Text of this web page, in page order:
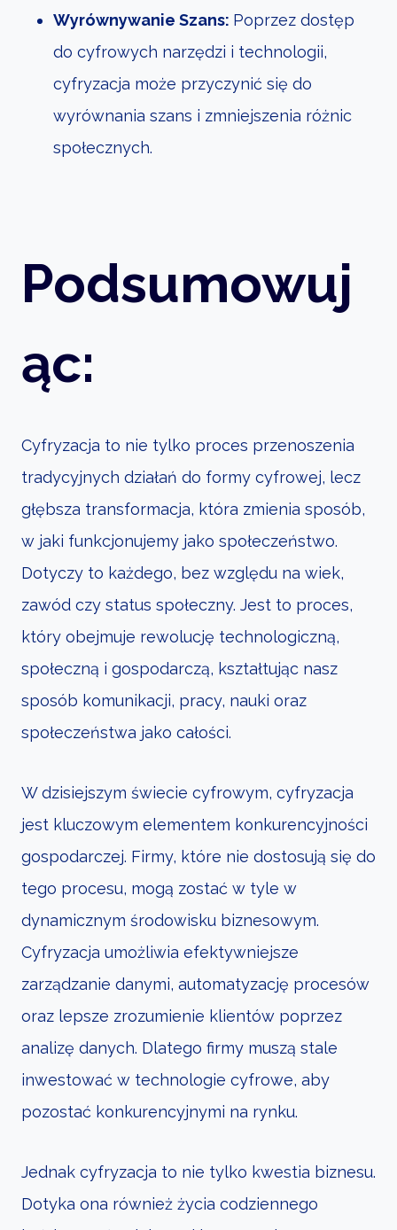
Wyrównywanie Szans: Poprzez dostęp
do cyfrowych narzędzi i technologii,
cyfryzacja może przyczynić się do
wyrównania szans i zmniejszenia różnic
społecznych.
Podsumowuj
ąc:
Cyfryzacja to nie tylko proces przenoszenia
tradycyjnych działań do formy cyfrowej, lecz
głębsza transformacja, która zmienia sposób,
w jaki funkcjonujemy jako społeczeństwo.
Dotyczy to każdego, bez względu na wiek,
zawód czy status społeczny. Jest to proces,
który obejmuje rewolucję technologiczną,
społeczną i gospodarczą, kształtując nasz
sposób komunikacji, pracy, nauki oraz
społeczeństwa jako całości.
W dzisiejszym świecie cyfrowym, cyfryzacja
jest kluczowym elementem konkurencyjności
gospodarczej. Firmy, które nie dostosują się do
tego procesu, mogą zostać w tyle w
dynamicznym środowisku biznesowym.
Cyfryzacja umożliwia efektywniejsze
zarządzanie danymi, automatyzację procesów
oraz lepsze zrozumienie klientów poprzez
analizę danych. Dlatego firmy muszą stale
inwestować w technologie cyfrowe, aby
pozostać konkurencyjnymi na rynku.
Jednak cyfryzacja to nie tylko kwestia biznesu.
Dotyka ona również życia codziennego